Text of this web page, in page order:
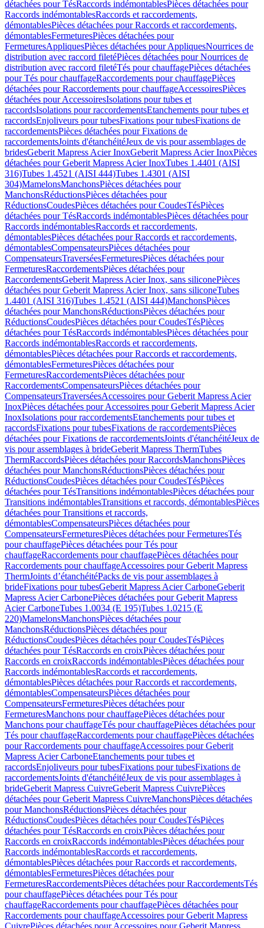
détachées pour TésRaccords indémontablesPièces détachées pour
Raccords indémontablesRaccords et raccordements,
démontablesPièces détachées pour Raccords et raccordements,
démontablesFermeturesPièces détachées pour
FermeturesAppliquesPièces détachées pour AppliquesNourrices de
distribution avec raccord filetéPièces détachées pour Nourrices de
distribution avec raccord filetéTés pour chauffagePièces détachées
pour Tés pour chauffageRaccordements pour chauffagePièces
détachées pour Raccordements pour chauffageAccessoiresPièces
détachées pour AccessoiresIsolations pour tubes et
raccordsIsolations pour raccordementsEtanchements pour tubes et
raccordsEnjoliveurs pour tubesFixations pour tubesFixations de
raccordementsPièces détachées pour Fixations de
raccordementsJoints d'étanchéitéJeux de vis pour assemblages de
bridesGeberit Mapress Acier InoxGeberit Mapress Acier InoxPièces
détachées pour Geberit Mapress Acier InoxTubes 1.4401 (AISI
316)Tubes 1.4521 (AISI 444)Tubes 1.4301 (AISI
304)MamelonsManchonsPièces détachées pour
ManchonsRéductionsPièces détachées pour
RéductionsCoudesPièces détachées pour CoudesTésPièces
détachées pour TésRaccords indémontablesPièces détachées pour
Raccords indémontablesRaccords et raccordements,
démontablesPièces détachées pour Raccords et raccordements,
démontablesCompensateursPièces détachées pour
CompensateursTraverséesFermeturesPièces détachées pour
FermeturesRaccordementsPièces détachées pour
RaccordementsGeberit Mapress Acier Inox, sans siliconePièces
détachées pour Geberit Mapress Acier Inox, sans siliconeTubes
1.4401 (AISI 316)Tubes 1.4521 (AISI 444)ManchonsPièces
détachées pour ManchonsRéductionsPièces détachées pour
RéductionsCoudesPièces détachées pour CoudesTésPièces
détachées pour TésRaccords indémontablesPièces détachées pour
Raccords indémontablesRaccords et raccordements,
démontablesPièces détachées pour Raccords et raccordements,
démontablesFermeturesPièces détachées pour
FermeturesRaccordementsPièces détachées pour
RaccordementsCompensateursPièces détachées pour
CompensateursTraverséesAccessoires pour Geberit Mapress Acier
InoxPièces détachées pour Accessoires pour Geberit Mapress Acier
InoxIsolations pour raccordementsEtanchements pour tubes et
raccordsFixations pour tubesFixations de raccordementsPièces
détachées pour Fixations de raccordementsJoints d'étanchéitéJeux de
vis pour assemblages à brideGeberit Mapress ThermTubes
ThermRaccordsPièces détachées pour RaccordsManchonsPièces
détachées pour ManchonsRéductionsPièces détachées pour
RéductionsCoudesPièces détachées pour CoudesTésPièces
détachées pour TésTransitions indémontablesPièces détachées pour
Transitions indémontablesTransitions et raccords, démontablesPièces
détachées pour Transitions et raccords,
démontablesCompensateursPièces détachées pour
CompensateursFermeturesPièces détachées pour FermeturesTés
pour chauffagePièces détachées pour Tés pour
chauffageRaccordements pour chauffagePièces détachées pour
Raccordements pour chauffageAccessoires pour Geberit Mapress
ThermJoints d’étanchéitéPacks de vis pour assemblages à
brideFixations pour tubesGeberit Mapress Acier CarboneGeberit
Mapress Acier CarbonePièces détachées pour Geberit Mapress
Acier CarboneTubes 1.0034 (E 195)Tubes 1.0215 (E
220)MamelonsManchonsPièces détachées pour
ManchonsRéductionsPièces détachées pour
RéductionsCoudesPièces détachées pour CoudesTésPièces
détachées pour TésRaccords en croixPièces détachées pour
Raccords en croixRaccords indémontablesPièces détachées pour
Raccords indémontablesRaccords et raccordements,
démontablesPièces détachées pour Raccords et raccordements,
démontablesCompensateursPièces détachées pour
CompensateursFermeturesPièces détachées pour
FermeturesManchons pour chauffagePièces détachées pour
Manchons pour chauffageTés pour chauffagePièces détachées pour
Tés pour chauffageRaccordements pour chauffagePièces détachées
pour Raccordements pour chauffageAccessoires pour Geberit
Mapress Acier CarboneEtanchements pour tubes et
raccordsEnjoliveurs pour tubesFixations pour tubesFixations de
raccordementsJoints d'étanchéitéJeux de vis pour assemblages à
brideGeberit Mapress CuivreGeberit Mapress CuivrePièces
détachées pour Geberit Mapress CuivreManchonsPièces détachées
pour ManchonsRéductionsPièces détachées pour
RéductionsCoudesPièces détachées pour CoudesTésPièces
détachées pour TésRaccords en croixPièces détachées pour
Raccords en croixRaccords indémontablesPièces détachées pour
Raccords indémontablesRaccords et raccordements,
démontablesPièces détachées pour Raccords et raccordements,
démontablesFermeturesPièces détachées pour
FermeturesRaccordementsPièces détachées pour RaccordementsTés
pour chauffagePièces détachées pour Tés pour
chauffageRaccordements pour chauffagePièces détachées pour
Raccordements pour chauffageAccessoires pour Geberit Mapress
CuivrePièces détachées pour Accessoires pour Geberit Mapress